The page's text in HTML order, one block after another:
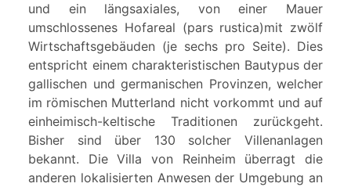
und ein längsaxiales, von einer Mauer
umschlossenes Hofareal (pars rustica)mit zwölf
Wirtschaftsgebäuden (je sechs pro Seite). Dies
entspricht einem charakteristischen Bautypus der
gallischen und germanischen Provinzen, welcher
im römischen Mutterland nicht vorkommt und auf
einheimisch-keltische Traditionen zurückgeht.
Bisher sind über 130 solcher Villenanlagen
bekannt. Die Villa von Reinheim überragt die
anderen lokalisierten Anwesen der Umgebung an